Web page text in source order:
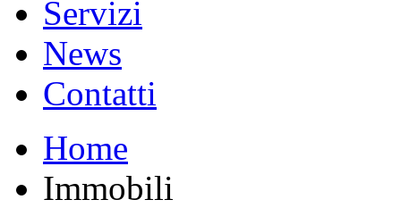
Servizi
News
Contatti
Home
Immobili